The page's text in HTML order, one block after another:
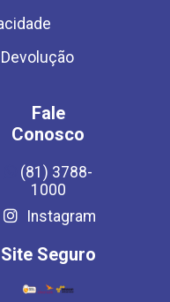
Fale
Conosco
(81) 3788-
1000
Instagram
Site Seguro